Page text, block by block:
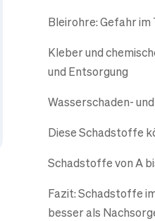
Bleirohre: Gefahr
Kleber und
und Entsorgung
Wasserschaden-
Diese Schadstoffe
Schadstoffe von A
Fazit: Schadstoffe
besser als